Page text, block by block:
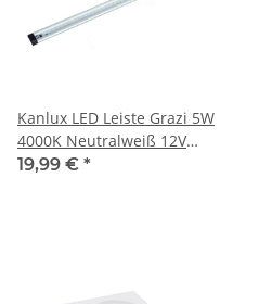
Kanlux LED Leiste Grazi 5W
4000K Neutralweiß 12V
380Lumen Steckverbindung
19,99 € *